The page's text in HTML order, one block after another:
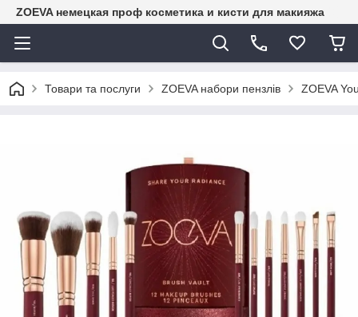
ZOEVA немецкая проф косметика и кисти для макияжа
Товари та послуги ZOEVA набори пензлів ZOEVA